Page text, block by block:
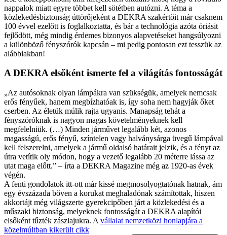
nappalok miatt egyre többet kell sötétben autózni. A téma a
közlekedésbiztonság úttörőjeként a DEKRA szakértőit már csaknem
100 évvel ezelőtt is foglalkoztatta, és bár a technológia azóta óriásit
fejlődött, még mindig érdemes bizonyos alapvetéseket hangsúlyozni
a különböző fényszórók kapcsán – mi pedig pontosan ezt tesszük az
alábbiakban!
A DEKRA elsőként ismerte fel a világítás fontosságát
„Az autósoknak olyan lámpákra van szükségük, amelyek nemcsak
erős fényűek, hanem megbízhatóak is, így soha nem hagyják őket
cserben. Az életük múlik rajta ugyanis. Manapság tehát a
fényszóróknak is nagyon magas követelményeknek kell
megfelelniük. (…) Minden járművet legalább két, azonos
magasságú, erős fényű, színtelen vagy halványsárga üvegű lámpával
kell felszerelni, amelyek a jármű oldalsó határait jelzik, és a fényt az
útra vetítik oly módon, hogy a vezető legalább 20 méterre lássa az
utat maga előtt.” – írta a DEKRA Magazine még az 1920-as évek
végén.
A fenti gondolatok itt-ott már kissé megmosolyogtatónak hatnak, ám
egy évszázada bőven a korukat meghaladónak számítottak, hiszen
akkortájt még világszerte gyerekcipőben járt a közlekedési és a
műszaki biztonság, melyeknek fontosságát a DEKRA alapítói
elsőként tűzték zászlajukra. A vállalat nemzetközi honlapjára a
közelmúltban kikerült cikk